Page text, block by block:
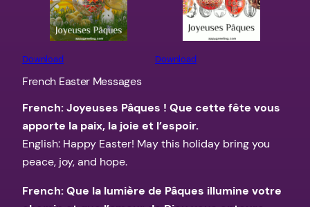
Download Download
French Easter Messages
French: Joyeuses Pâques ! Que cette fête vous
apporte la paix, la joie et l’espoir.
English: Happy Easter! May this holiday bring you
peace, joy, and hope.
French: Que la lumière de Pâques illumine votre